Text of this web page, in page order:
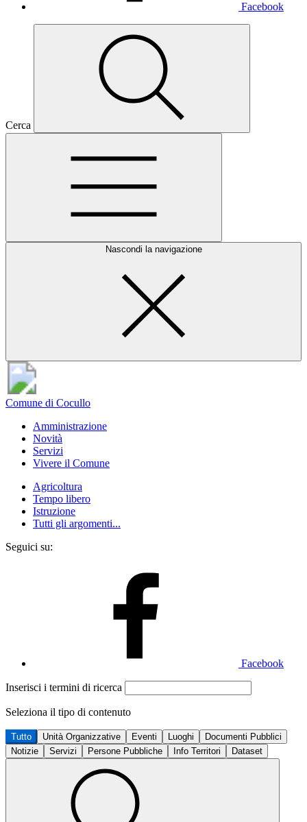
Facebook
Cerca
Nascondi la navigazione
Comune di Cocullo
Amministrazione
Novità
Servizi
Vivere il Comune
Agricoltura
Tempo libero
Istruzione
Tutti gli argomenti...
Seguici su:
Facebook
Inserisci i termini di ricerca
Seleziona il tipo di contenuto
Tutto Unità Organizzative Eventi Luoghi
Documenti Pubblici
Notizie
Servizi Persone Pubbliche Info Territori Dataset